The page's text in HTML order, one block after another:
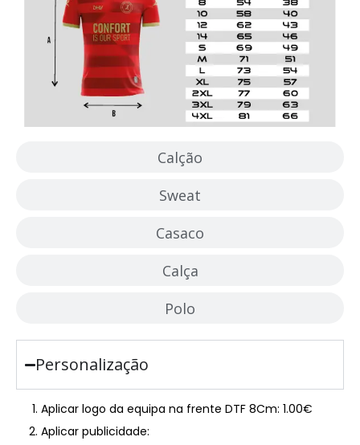
Calção
Sweat
Casaco
Calça
Polo
Personalização
Aplicar logo da equipa na frente DTF 8Cm: 1.00€
Aplicar publicidade: